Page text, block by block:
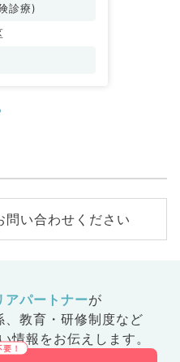
診療)
問い合わせください
アパートナーが
教育・研修制度など
情報をお伝えします。